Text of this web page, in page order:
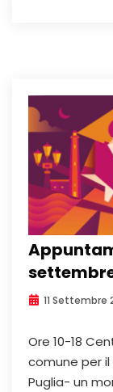
11 Settembre
Ore 10-18
comune per il
Puglia- un